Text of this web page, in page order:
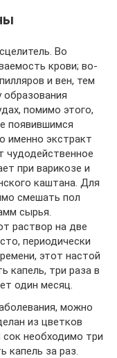
Во
крови; во-
и вен, тем
помимо этого,
появившимся
именно экстракт
чудодейственное
при варикозе и
каштана. Для
смешать пол
сырья.
раствор на две
периодически
этот настой
капель, три раза в
один месяц.
можно
из цветков
необходимо три
капель за раз.